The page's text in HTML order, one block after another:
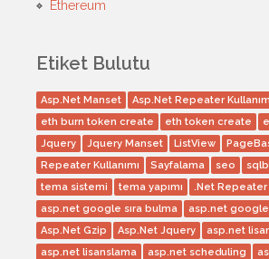
Ethereum
Etiket Bulutu
Asp.Net Manset Asp.Net Repeater
eth burn token create
eth token create
Jquery
Jquery Manset ListView
Repeater Kullanımı
Sayfalama seo
tema sistemi
tema yapımı .Net Repeater
asp.net google sıra bulma
asp.net google
Asp.Net Gzip
Asp.Net Jquery
asp.net
asp.net lisanslama
asp.net scheduling